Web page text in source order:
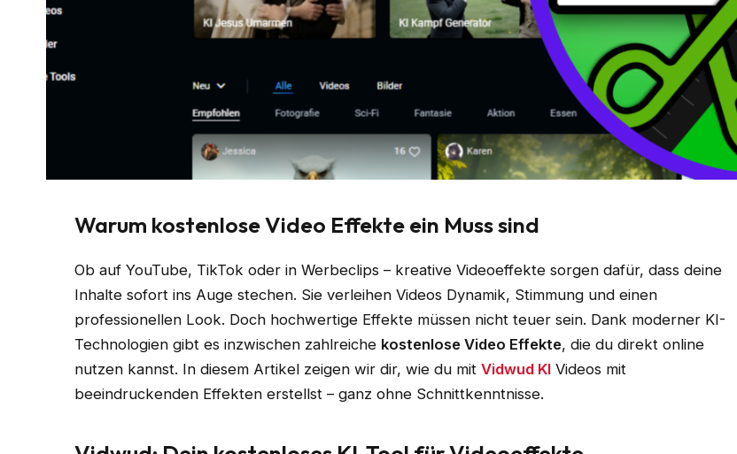
Warum kostenlose Video Effekte ein Muss sind
Ob auf YouTube, TikTok oder in Werbeclips – kreative Videoeffekte sorgen dafür, dass deine
Inhalte sofort ins Auge stechen. Sie verleihen Videos Dynamik, Stimmung und einen
professionellen Look. Doch hochwertige Effekte müssen nicht teuer sein. Dank moderner KI-
Technologien gibt es inzwischen zahlreiche kostenlose Video Effekte, die du direkt online
nutzen kannst. In diesem Artikel zeigen wir dir, wie du mitVidwud KI Videos mit
beeindruckenden Effekten erstellst – ganz ohne Schnittkenntnisse.